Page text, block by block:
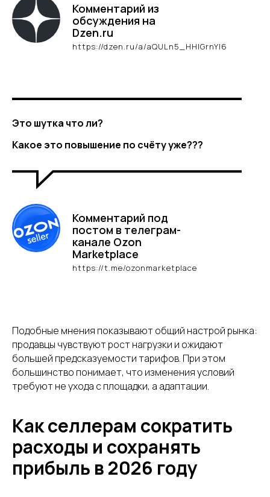
Комментарий из
обсуждения на
Dzen.ru
https://dzen.ru/a/aQULn5_HHlGrnYl6
Это шутка что ли?
Какое это повышение по счёту уже???
Комментарий под
постом в телеграм-
канале Ozon
Marketplace
https://t.me/ozonmarketplace
Подобные мнения показывают общий настрой рынка:
продавцы чувствуют рост нагрузки и ожидают
большей предсказуемости тарифов. При этом
большинство понимает, что изменения условий
требуют не ухода с площадки, а адаптации.
Как селлерам сократить
расходы и сохранять
прибыль в 2026 году
Не знаете, с чего начать
работу с фулфилментом?
Проконсультируем
бесплатно
Нажимая кнопку, вы даетесогласие на
обработку персональных данных.
Подробнее можно прочитать в
Политике